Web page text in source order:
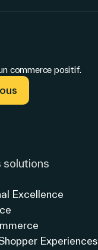
commerce positif.
solutions
Excellence
Experiences